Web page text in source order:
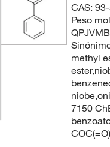
CAS:
Peso
methyl
7150